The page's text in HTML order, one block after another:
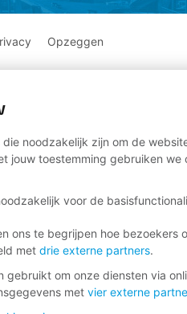
Opzeggen
noodzakelijk zijn om de
jouw toestemming gebruiken
voor de
ons te begrijpen hoe
met drie externe partners.
gebruikt om onze diensten via
met vier externe